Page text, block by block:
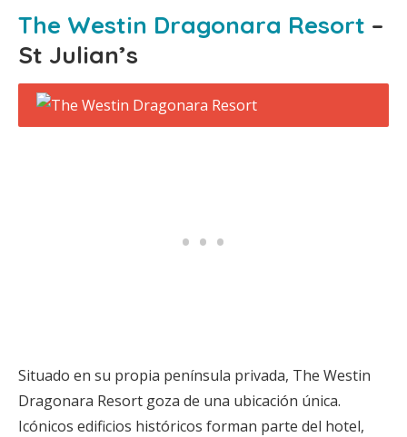
The Westin Dragonara Resort –
St Julian’s
Situado en su propia península privada, The Westin
Dragonara Resort goza de una ubicación única.
Icónicos edificios históricos forman parte del hotel,